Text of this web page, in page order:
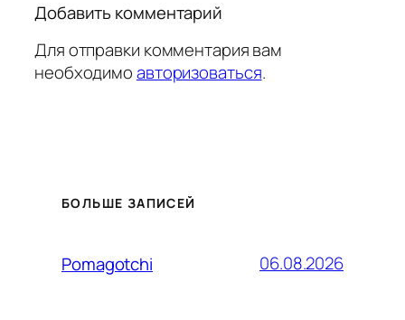
Добавить комментарий
Для отправки комментария вам
необходимоавторизоваться.
БОЛЬШЕ ЗАПИСЕЙ
Pomagotchi 06.08.2026